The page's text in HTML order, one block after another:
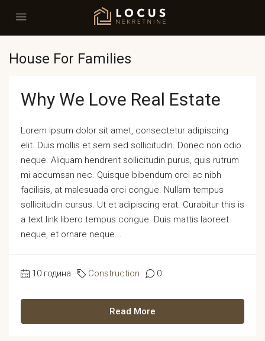
House For Families
Why We Love Real Estate
Lorem ipsum dolor sit amet, consectetur adipiscing
elit. Duis mollis et sem sed sollicitudin. Donec non odio
neque. Aliquam hendrerit sollicitudin purus, quis rutrum
mi accumsan nec. Quisque bibendum orci ac nibh
facilisis, at malesuada orci congue. Nullam tempus
sollicitudin cursus. Ut et adipiscing erat. Curabitur this is
a text link libero tempus congue. Duis mattis laoreet
neque, et ornare neque...
10 година Construction 0
Read More